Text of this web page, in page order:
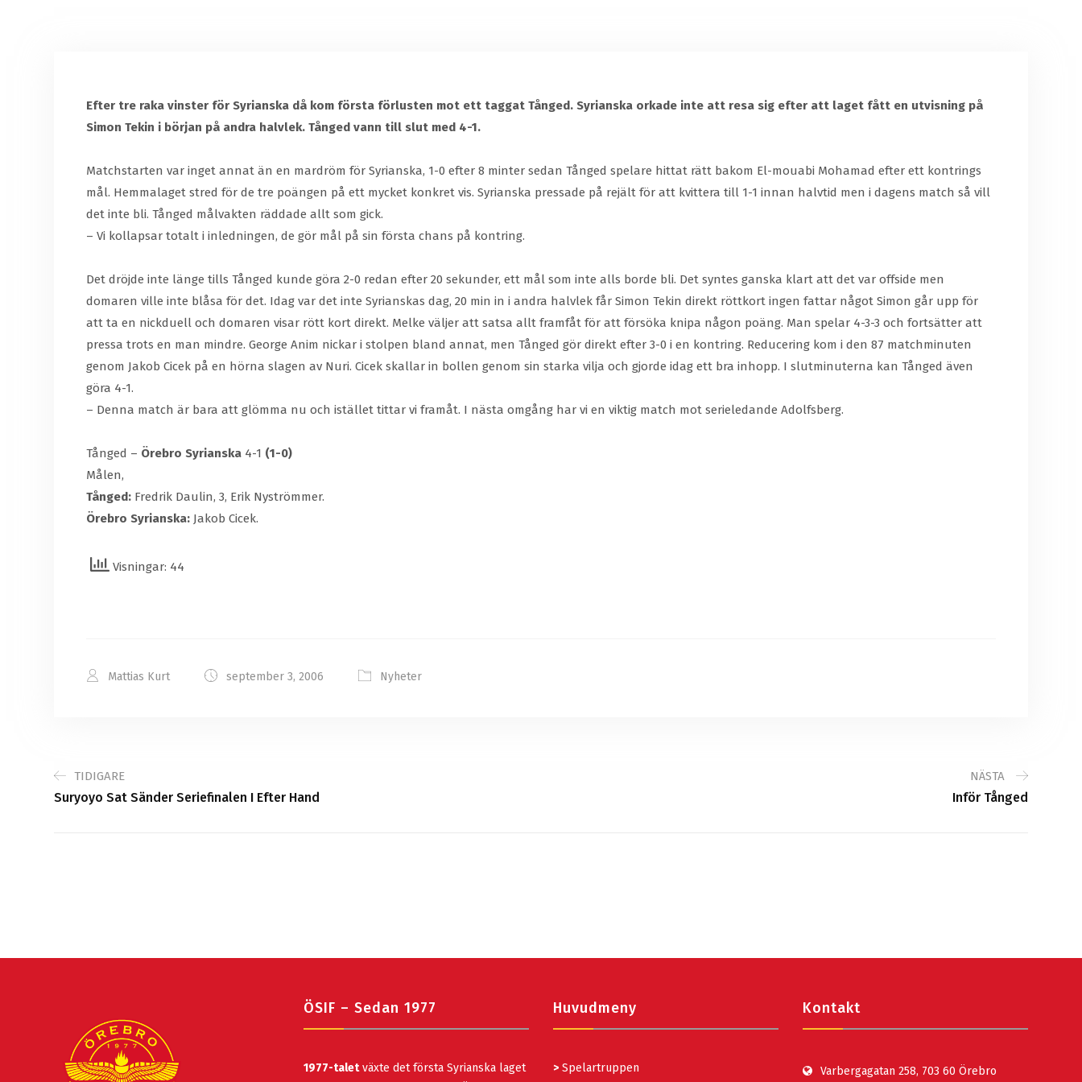
Efter tre raka vinster för Syrianska då kom första förlusten mot ett taggat Tånged. Syrianska orkade inte att resa sig efter att laget fått en utvisning på
Simon Tekin i början på andra halvlek. Tånged vann till slut med 4-1.
Matchstarten var inget annat än en mardröm för Syrianska, 1-0 efter 8 minter sedan Tånged spelare hittat rätt bakom El-mouabi Mohamad efter ett kontrings
mål. Hemmalaget stred för de tre poängen på ett mycket konkret vis. Syrianska pressade på rejält för att kvittera till 1-1 innan halvtid men i dagens match så vill
det inte bli. Tånged målvakten räddade allt som gick.
– Vi kollapsar totalt i inledningen, de gör mål på sin första chans på kontring.
Det dröjde inte länge tills Tånged kunde göra 2-0 redan efter 20 sekunder, ett mål som inte alls borde bli. Det syntes ganska klart att det var offside men
domaren ville inte blåsa för det. Idag var det inte Syrianskas dag, 20 min in i andra halvlek får Simon Tekin direkt röttkort ingen fattar något Simon går upp för
att ta en nickduell och domaren visar rött kort direkt. Melke väljer att satsa allt framfåt för att försöka knipa någon poäng. Man spelar 4-3-3 och fortsätter att
pressa trots en man mindre. George Anim nickar i stolpen bland annat, men Tånged gör direkt efter 3-0 i en kontring. Reducering kom i den 87 matchminuten
genom Jakob Cicek på en hörna slagen av Nuri. Cicek skallar in bollen genom sin starka vilja och gjorde idag ett bra inhopp. I slutminuterna kan Tånged även
göra 4-1.
– Denna match är bara att glömma nu och istället tittar vi framåt. I nästa omgång har vi en viktig match mot serieledande Adolfsberg.
Tånged – Örebro Syrianska 4-1 (1-0)
Målen,
Tånged: Fredrik Daulin, 3, Erik Nyströmmer.
Örebro Syrianska: Jakob Cicek.
Visningar: 44
Mattias Kurt september 3, 2006 Nyheter
TIDIGARE
Suryoyo Sat Sänder Seriefinalen I Efter Hand
NÄSTA
Inför Tånged
ÖSIF – Sedan 1977
1977-taletväxte det första Syrianska laget
Huvudmeny
> Spelartruppen
Kontakt
Varbergagatan 258, 703 60 Örebro